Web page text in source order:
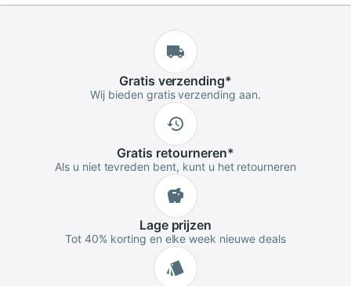
Gratis verzending*
Wij bieden gratis verzending aan.
Gratis retourneren*
Als u niet tevreden bent, kunt u het retourneren
Lageprijzen
Tot 40% korting en elke week nieuwe deals